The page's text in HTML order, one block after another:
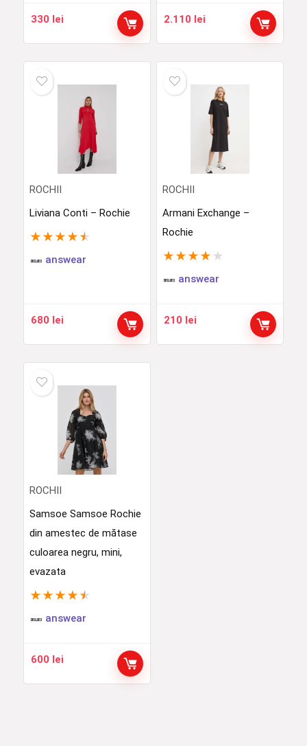
330 lei 2.110 lei
ROCHII
Liviana Conti – Rochie
★ ★ ★ ★ ★
answear
680 lei
ROCHII
Armani Exchange –
Rochie
★ ★ ★ ★ ★
answear
210 lei
ROCHII
Samsoe Samsoe Rochie
din amestec de mătase
culoarea negru, mini,
evazata
★ ★ ★ ★ ★
answear
600 lei